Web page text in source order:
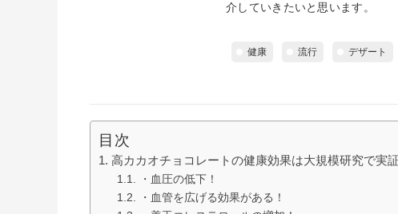
介していきたいと思います。
健康 流行 デザート
目次
高カカオチョコレートの健康効果は大規模研究で実
・血圧の低下！
・血管を広げる効果がある！